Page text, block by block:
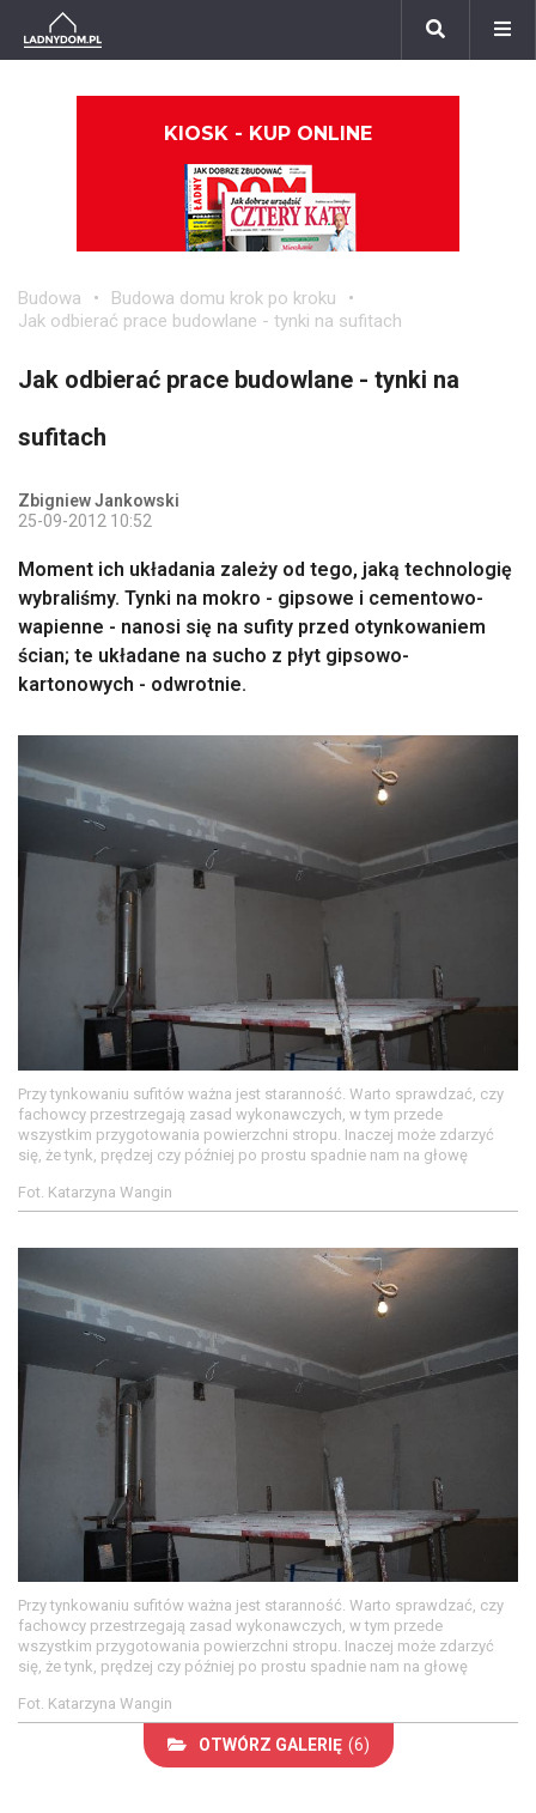
KIOSK - KUP ONLINE
Budowa
Budowa domu krok po kroku
Jak odbierać prace budowlane - tynki na sufitach
Jak odbierać prace budowlane - tynki na
sufitach
Zbigniew Jankowski
25-09-2012 10:52
Moment ich układania zależy od tego, jaką technologię
wybraliśmy. Tynki na mokro - gipsowe i cementowo-
wapienne - nanosi się na sufity przed otynkowaniem
ścian; te układane na sucho z płyt gipsowo-
kartonowych - odwrotnie.
Przy tynkowaniu sufitów ważna jest staranność. Warto sprawdzać, czy
fachowcy przestrzegają zasad wykonawczych, w tym przede
wszystkim przygotowania powierzchni stropu. Inaczej może zdarzyć
się, że tynk, prędzej czy później po prostu spadnie nam na głowę
Fot. Katarzyna Wangin
Przy tynkowaniu sufitów ważna jest staranność. Warto sprawdzać, czy
fachowcy przestrzegają zasad wykonawczych, w tym przede
wszystkim przygotowania powierzchni stropu. Inaczej może zdarzyć
się, że tynk, prędzej czy później po prostu spadnie nam na głowę
Fot. Katarzyna Wangin
OTWÓRZ GALERIĘ (6)